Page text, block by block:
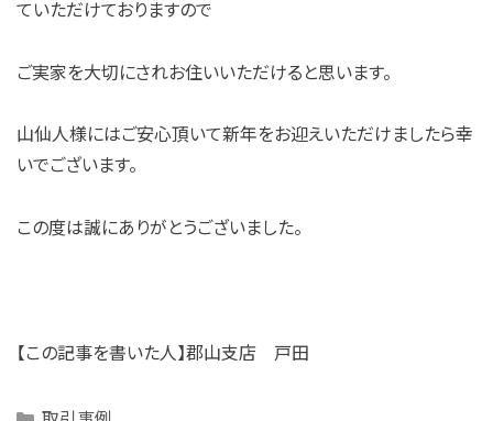
ていただけておりますので
ご実家を大切にされお住いいただけると思います。
山仙人様にはご安心頂いて新年をお迎えいただけましたら幸
いでございます。
この度は誠にありがとうございました。
【この記事を書いた人】郡山支店 戸田
Categories